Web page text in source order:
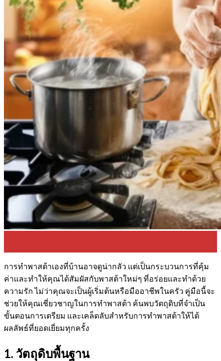
ไทย
0฿
การทำพาสต้าเองที่บ้านอาจดูน่ากลัว แต่เป็นกระบวนการที่คุ้ม
ค่าและทำให้คุณได้สัมผัสกับพาสต้าใหม่ๆ ที่อร่อยและทำด้วย
ความรัก ไม่ว่าคุณจะเป็นผู้เริ่มต้นหรือมืออาชีพในครัว คู่มือนี้จะ
ช่วยให้คุณเชี่ยวชาญในการทำพาสต้า ค้นพบวัตถุดิบที่จำเป็น
ขั้นตอนการเตรียม และเคล็ดลับสำหรับการทำพาสต้าให้ได้
ผลลัพธ์ที่ยอดเยี่ยมทุกครั้ง
1. วัตถุดิบพื้นฐาน